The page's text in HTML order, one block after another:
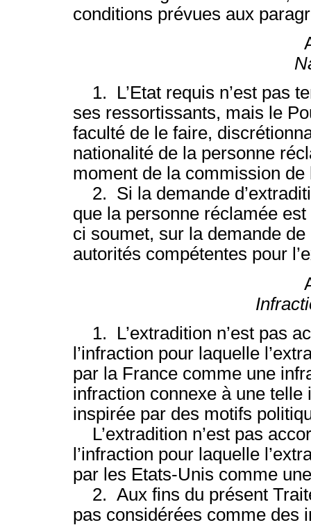
conditions prévues aux
1. L’Etat requis n’est pas
ses ressortissants, mais le
faculté de le faire,
nationalité de la personne
moment de la commission de
2. Si la demande
que la personne réclamée
ci soumet, sur la demande de
autorités compétentes pour
1. L’extradition n’est pas
l’infraction pour laquelle
par la France comme une
infraction connexe à une
inspirée par des motifs
L’extradition n’est pas
l’infraction pour laquelle
par les Etats-Unis comme
2. Aux fins du présent
pas considérées comme des